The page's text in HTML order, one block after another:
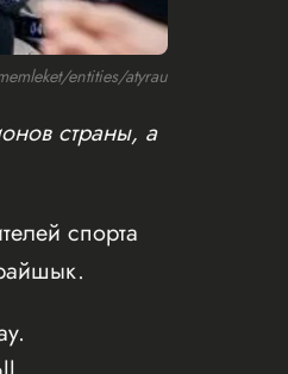
entities/atyrau
страны, а
спорта